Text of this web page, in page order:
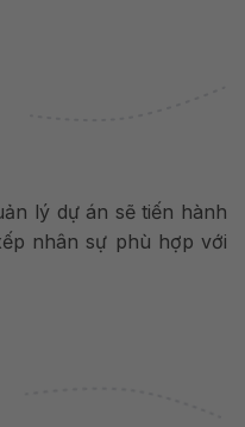
lý dự án sẽ tiến hành
nhân sự phù hợp với